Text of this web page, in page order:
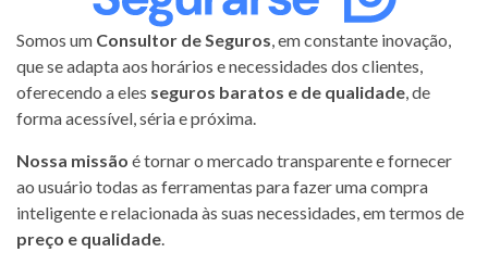
Somos um Consultor de Seguros, em constante inovação,
que se adapta aos horários e necessidades dos clientes,
oferecendo a eles seguros baratos e de qualidade, de
forma acessível, séria e próxima.
Nossa missão é tornar o mercado transparente e fornecer
ao usuário todas as ferramentas para fazer uma compra
inteligente e relacionada às suas necessidades, em termos de
preço e qualidade.